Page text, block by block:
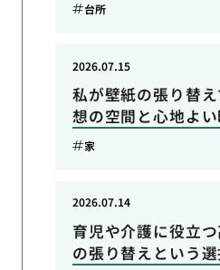
台所
私が壁紙の張り替
想の空間と心地よ
2026.07.15
家
育児や介護に役立
の張り替えという
2026.07.14